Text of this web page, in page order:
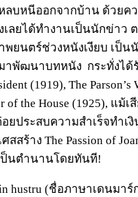
ลบหนีออกจากบ้าน ด้วยค
เลยได้ทำงานเป็นนักข่าว
พยนตร์ช่วงหนังเงียบ เป็น
มาพัฒนาบทหนัง กระทั่งได้
(1919), The Parson’s
of the House (1925), แม้เ
ยประสบความสำเร็จทำเงิ
สสร้าง The Passion of
ป็นตำนานโดยทันที!
hustru (ชื่อภาษาเดนมาร์